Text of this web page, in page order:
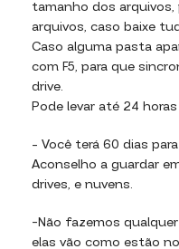
tamanho dos
arquivos, caso baixe
Caso alguma pasta
com F5, para que
drive.
Pode levar até 24
– Você terá 60 dias
Aconselho a guardar
drives, e nuvens.
-Não fazemos
elas vão como estão